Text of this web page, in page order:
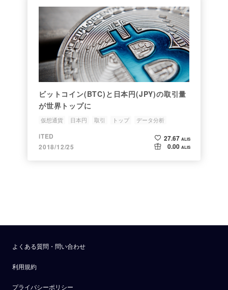
ビットコイン(BTC)と日本円(JPY)の取引量
が世界トップに
仮想通貨 日本円 取引 トップ データ分析
iTED
2018/12/25
27.67 ALIS
0.00 ALIS
よくある質問・問い合わせ
利用規約
プライバシーポリシー